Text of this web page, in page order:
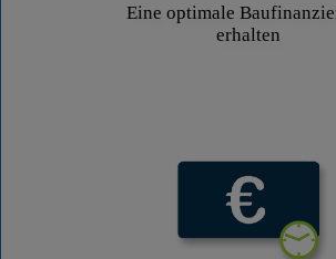
Eine optimale
erhalten